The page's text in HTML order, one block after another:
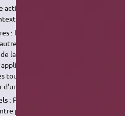
active est désormais indiquée
d'un lanceur ;
: Il est désormais plus facile de
pour une même application
la souris. Placez le curseur de la
ayant plus d'une
tourner la mollette vers le haut
fenêtre à l'autre ;
: Par défaut, le lanceur spécial
plusieurs bureaux virtuels a